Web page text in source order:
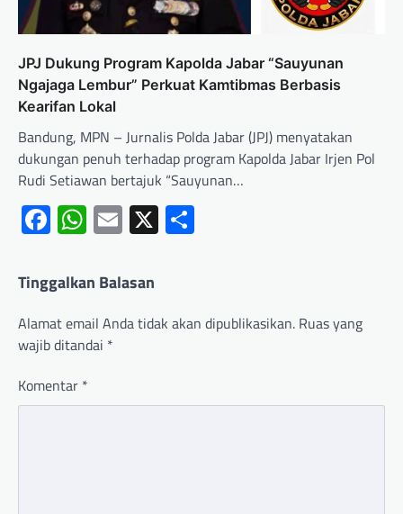
JPJ Dukung Program Kapolda Jabar “Sauyunan
Ngajaga Lembur” Perkuat Kamtibmas Berbasis
Kearifan Lokal
Bandung, MPN – Jurnalis Polda Jabar (JPJ) menyatakan
dukungan penuh terhadap program Kapolda Jabar Irjen Pol
Rudi Setiawan bertajuk “Sauyunan…
Facebook
WhatsApp
Email
X
Tinggalkan Balasan
Alamat email Anda tidak akan dipublikasikan. Ruas yang
wajib ditandai *
Komentar *